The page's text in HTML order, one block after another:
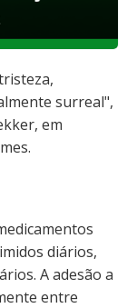
surreal",
em
diários,
A adesão a
entre